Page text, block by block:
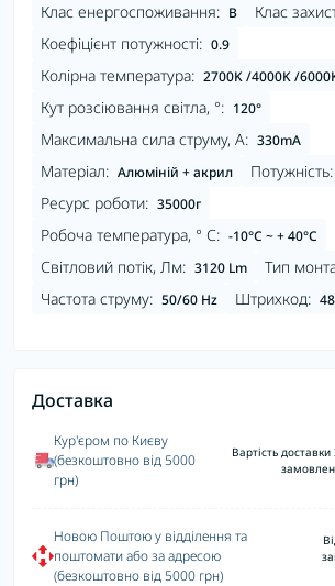
Клас енергоспоживання: B Клас
Коефіцієнт потужності: 0.9
Колірна температура: 2700K /4000K /
Кут розсіювання світла, °: 120°
Максимальна сила струму, А: 330mA
Матеріал: Алюміній + акрил Потужність:
Ресурс роботи: 35000г
Робоча температура, ° С: -10°C ~ + 40°С
Світловий потік, Лм: 3120 Lm Тип
Частота струму: 50/60 Hz Штрихкод:
Доставка
Кур'єром по Києву
(безкоштовно від 5000
грн)
Вартість
Новою Поштою у відділення та
поштомати або за адресою
(безкоштовно від 5000 грн)